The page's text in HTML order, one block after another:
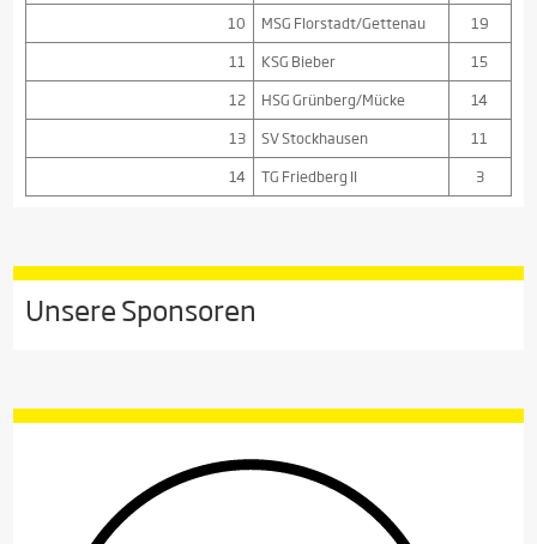
10
MSG Florstadt/Gettenau
19
11
KSG Bieber
15
12
HSG Grünberg/Mücke
14
13
SV Stockhausen
11
14
TG Friedberg II 3
Unsere Sponsoren